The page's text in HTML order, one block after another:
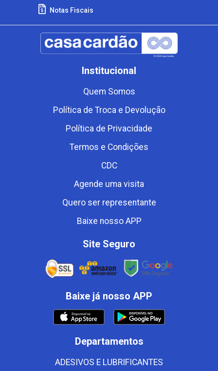
Notas Fiscais
Institucional
Quem Somos
Política de Troca e Devolução
Política de Privacidade
Termos e Condições
CDC
Agende uma visita
Quero ser representante
Baixe nosso APP
Site Seguro
Baixe já nosso APP
Departamentos
ADESIVOS E LUBRIFICANTES